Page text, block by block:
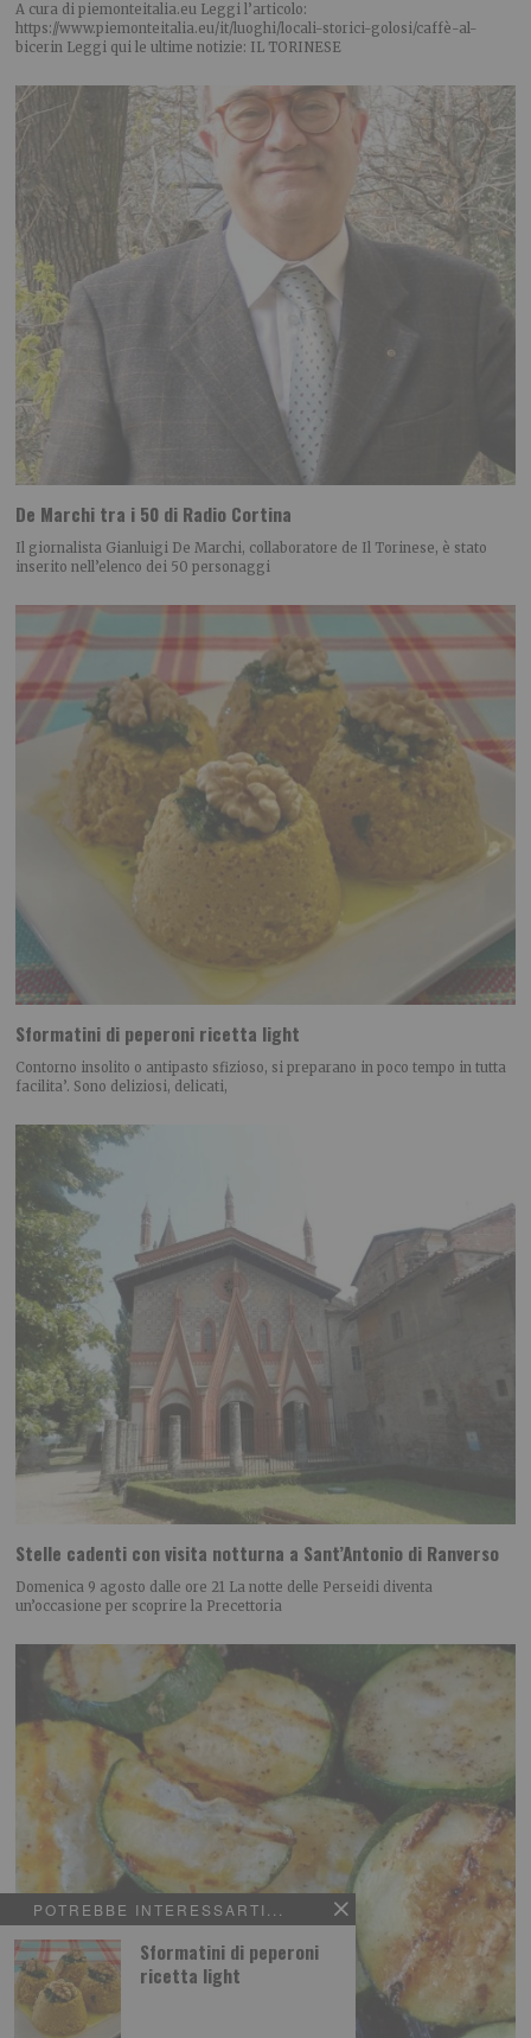
POTREBBE INTERESSARTI...
Sformatini di peperoni
ricetta light
A cura di piemonteitalia.eu Leggi l’articolo:
https://www.piemonteitalia.eu/it/luoghi/locali-storici-golosi/caffè-al-
bicerin Leggi qui le ultime notizie: IL TORINESE
De Marchi tra i 50 di Radio Cortina
Il giornalista Gianluigi De Marchi, collaboratore de Il Torinese, è stato
inserito nell’elenco dei 50 personaggi
Sformatini di peperoni ricetta light
Contorno insolito o antipasto sfizioso, si preparano in poco tempo in tutta
facilita’. Sono deliziosi, delicati,
Stelle cadenti con visita notturna a Sant’Antonio di Ranverso
Domenica 9 agosto dalle ore 21 La notte delle Perseidi diventa
un’occasione per scoprire la Precettoria